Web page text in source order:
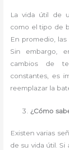
La vida útil de
como el tipo de
En promedio,
Sin embargo,
cambios de
constantes, es
reemplazar la
¿Cómo
Existen varias
de su vida útil.